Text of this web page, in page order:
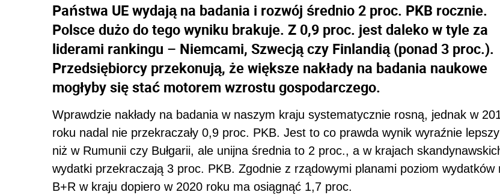
Państwa UE wydają na badania i rozwój średnio 2 proc. PKB rocznie.
Polsce dużo do tego wyniku brakuje. Z 0,9 proc. jest daleko w tyle za
liderami rankingu – Niemcami, Szwecją czy Finlandią (ponad 3 proc.).
Przedsiębiorcy przekonują, że większe nakłady na badania naukowe
mogłyby się stać motorem wzrostu gospodarczego.
Wprawdzie nakłady na badania w naszym kraju systematycznie rosną, jednak w
roku nadal nie przekraczały 0,9 proc. PKB. Jest to co prawda wynik wyraźnie lepszy
niż w Rumunii czy Bułgarii, ale unijna średnia to 2 proc., a w krajach
wydatki przekraczają 3 proc. PKB. Zgodnie z rządowymi planami poziom wydatków
B+R w kraju dopiero w 2020 roku ma osiągnąć 1,7 proc.